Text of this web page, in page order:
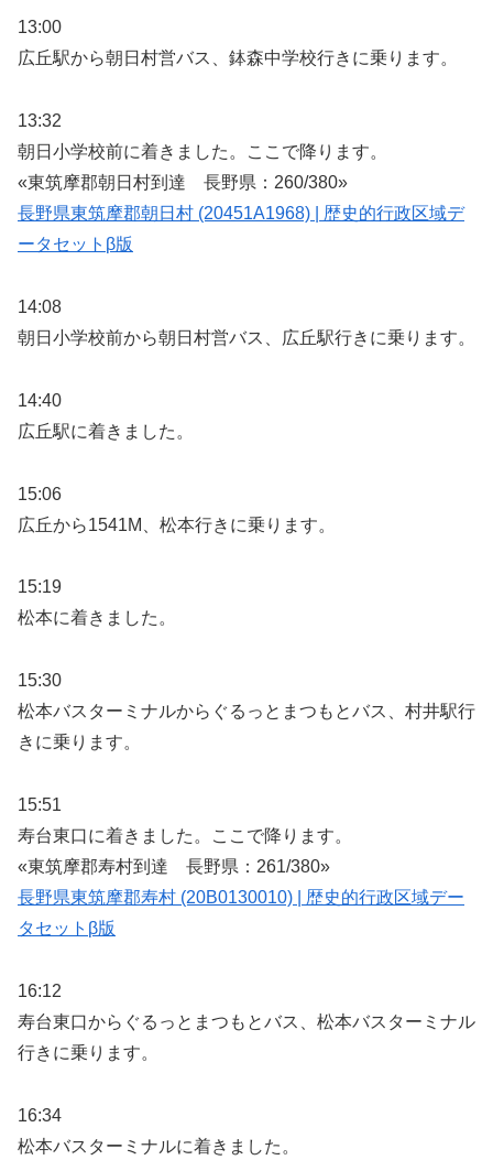
13:00
広丘駅から朝日村営バス、鉢森中学校行きに乗ります。
13:32
朝日小学校前に着きました。ここで降ります。
«東筑摩郡朝日村到達 長野県：260/380»
長野県東筑摩郡朝日村 (20451A1968) | 歴史的行政区域デ
ータセットβ版
14:08
朝日小学校前から朝日村営バス、広丘駅行きに乗ります。
14:40
広丘駅に着きました。
15:06
広丘から1541M、松本行きに乗ります。
15:19
松本に着きました。
15:30
松本バスターミナルからぐるっとまつもとバス、村井駅行
きに乗ります。
15:51
寿台東口に着きました。ここで降ります。
«東筑摩郡寿村到達 長野県：261/380»
長野県東筑摩郡寿村 (20B0130010) | 歴史的行政区域デー
タセットβ版
16:12
寿台東口からぐるっとまつもとバス、松本バスターミナル
行きに乗ります。
16:34
松本バスターミナルに着きました。